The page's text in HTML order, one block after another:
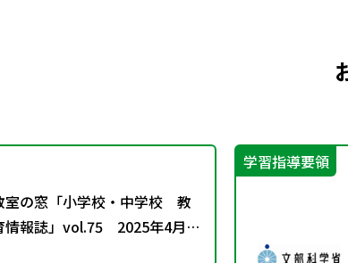
室の窓「小学校・中学校 教
情報誌」vol.75 2025年4月発
学習指導要領